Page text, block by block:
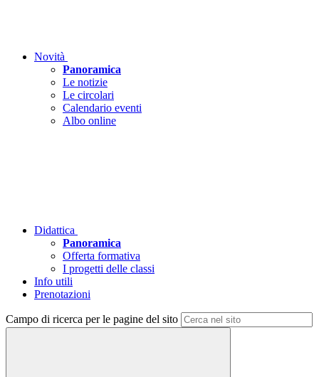
Novità
Panoramica
Le notizie
Le circolari
Calendario eventi
Albo online
Didattica
Panoramica
Offerta formativa
I progetti delle classi
Info utili
Prenotazioni
Campo di ricerca per le pagine del sito